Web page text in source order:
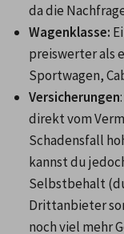
da die
Wagenklasse:
preiswerter als
Sportwagen,
Versicherungen
direkt vom
Schadensfall
kannst du
Selbstbehalt
Drittanbieter
noch viel mehr